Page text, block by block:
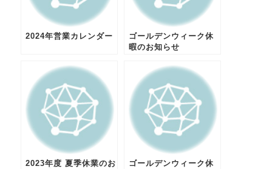
2024年営業カレンダー
ゴールデンウィーク休
暇のお知らせ
2023年度 夏季休業のお
ゴールデンウィーク休